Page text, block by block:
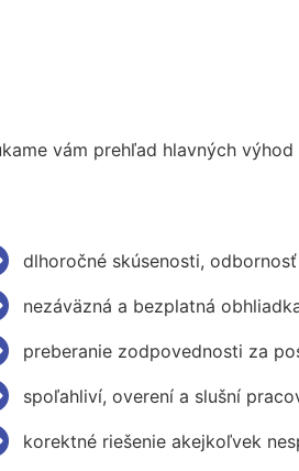
vám prehľad hlavných
dlhoročné skúsenosti,
nezáväzná a bezplatná
preberanie zodpovednosti za
spoľahliví, overení a slušní
korektné riešenie akejkoľvek